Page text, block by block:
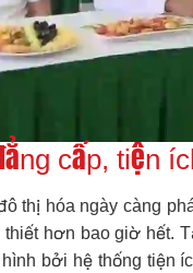
cấp, tiện
thị hóa ngày càng
hơn bao giờ hết.
bởi hệ thống tiện